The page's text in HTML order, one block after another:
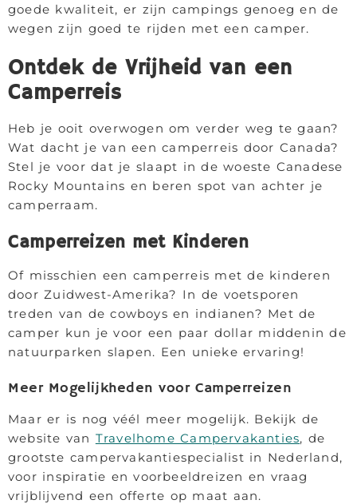
goede kwaliteit, er zijn campings genoeg en de
wegen zijn goed te rijden met een camper.
Ontdek de Vrijheid van een
Camperreis
Heb je ooit overwogen om verder weg te gaan?
Wat dacht je van een camperreis door Canada?
Stel je voor dat je slaapt in de woeste Canadese
Rocky Mountains en beren spot van achter je
camperraam.
Camperreizen met Kinderen
Of misschien een camperreis met de kinderen
door Zuidwest-Amerika? In de voetsporen
treden van de cowboys en indianen? Met de
camper kun je voor een paar dollar middenin de
natuurparken slapen. Een unieke ervaring!
Meer Mogelijkheden voor Camperreizen
Maar er is nog véél meer mogelijk. Bekijk de
website van Travelhome Campervakanties, de
grootste campervakantiespecialist in Nederland,
voor inspiratie en voorbeeldreizen en vraag
vrijblijvend een offerte op maat aan.